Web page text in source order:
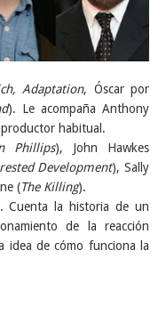
Adaptation, Óscar por
). Le acompaña Anthony
habitual.
Phillips), John Hawkes
Development), Sally
(The Killing).
Cuenta la historia de un
de la reacción
idea de cómo funciona la